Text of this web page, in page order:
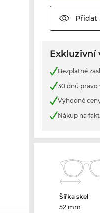
Přidat
Exkluzivní
Bezplatné
30 dnů právo
Výhodné
Nákup na
Šířka skel
52 mm